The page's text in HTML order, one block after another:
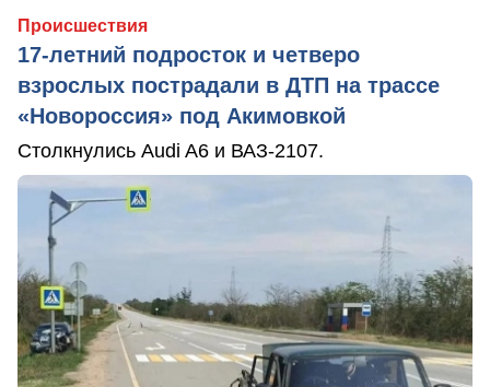
Происшествия
17-летний подросток и четверо
взрослых пострадали в ДТП на трассе
«Новороссия» под Акимовкой
Столкнулись Audi A6 и ВАЗ-2107.